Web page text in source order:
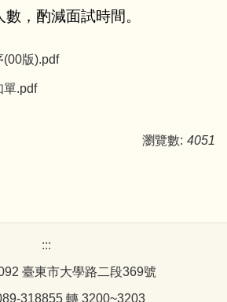
數，酌減面試時間。
(00版).pdf
單.pdf
瀏覽數: 4051
:::
臺東市大學路二段369號
318855 轉 3200~3203